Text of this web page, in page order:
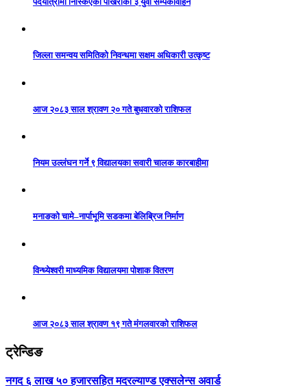
जिल्ला समन्वय समितिको निवन्धमा सक्षम अधिकारी उत्कृष्ट
आज २०८३ साल श्रावण २० गते बुधवारको राशिफल
नियम उल्लंघन गर्ने ९ विद्यालयका सवारी चालक कारबाहीमा
मनाङको चामे–नार्पाभूमि सडकमा बेलिब्रिज निर्माण
विन्ध्येश्वरी माध्यमिक विद्यालयमा पोशाक वितरण
आज २०८३ साल श्रावण १९ गते मंगलवारको राशिफल
ट्रेन्डिङ
नगद ६ लाख ५० हजारसहित मदरल्याण्ड एक्सलेन्स अवार्ड